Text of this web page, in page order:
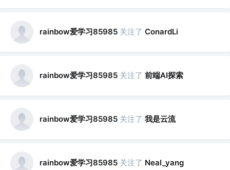
rainbow爱学习85985 关注了 ConardLi
rainbow爱学习85985 关注了 前端AI探索
rainbow爱学习85985 关注了 我是云流
rainbow爱学习85985 关注了 Neal_yang